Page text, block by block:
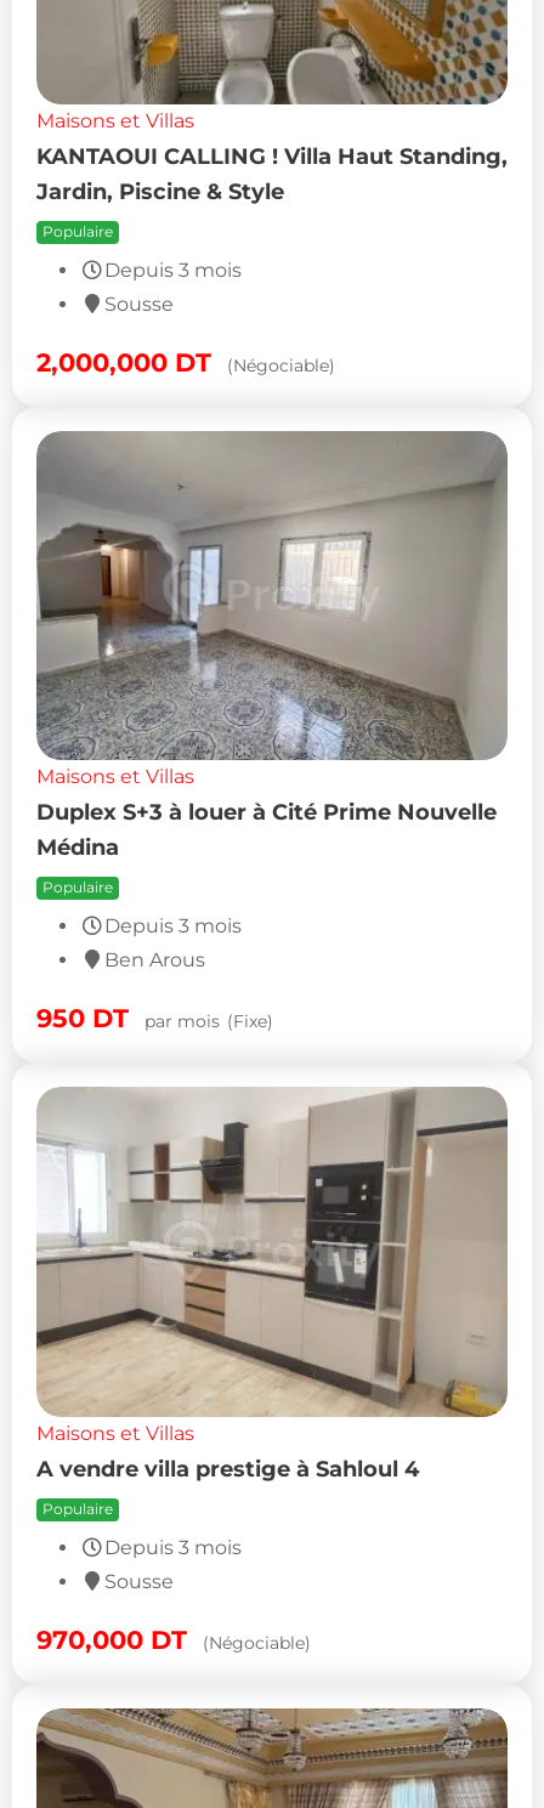
Maisons et Villas
KANTAOUI CALLING ! Villa Haut Standing,
Jardin, Piscine & Style
Populaire
Depuis 3 mois
Sousse
2,000,000 DT (Négociable)
Maisons et Villas
Duplex S+3 à louer à Cité Prime Nouvelle
Médina
Populaire
Depuis 3 mois
Ben Arous
950 DT par mois (Fixe)
Maisons et Villas
A vendre villa prestige à Sahloul 4
Populaire
Depuis 3 mois
Sousse
970,000 DT (Négociable)